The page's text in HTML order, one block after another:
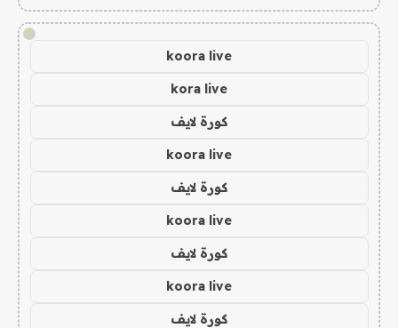
!
koora live
kora live
كورة لايف
koora live
كورة لايف
koora live
كورة لايف
koora live
كورة لايف